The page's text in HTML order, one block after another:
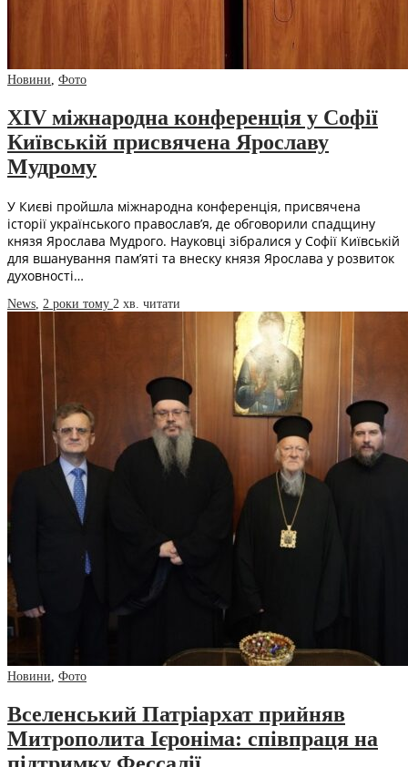
Новини, Фото
XIV міжнародна конференція у Софії
Київській присвячена Ярославу
Мудрому
У Києві пройшла міжнародна конференція, присвячена
історії українського православ’я, де обговорили спадщину
князя Ярослава Мудрого. Науковці зібралися у Софії Київській
для вшанування пам’яті та внеску князя Ярослава у розвиток
духовності…
News 2 роки тому 2 хв. читати
Новини Фото
Вселенський Патріархат прийняв
Митрополита Ієроніма: співпраця на